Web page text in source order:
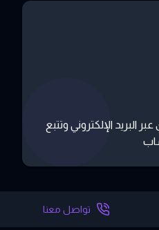
البريد الإلكتروني وتتبع
تواصل معنا